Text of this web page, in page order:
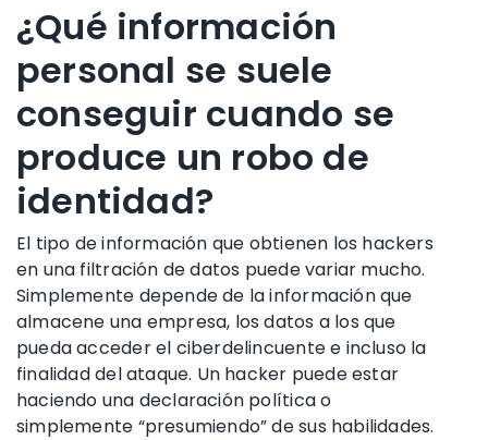
¿Qué información
personal se suele
conseguir cuando se
produce un robo de
identidad?
El tipo de información que obtienen los hackers
en una filtración de datos puede variar mucho.
Simplemente depende de la información que
almacene una empresa, los datos a los que
pueda acceder el ciberdelincuente e incluso la
finalidad del ataque. Un hacker puede estar
haciendo una declaración política o
simplemente “presumiendo” de sus habilidades.